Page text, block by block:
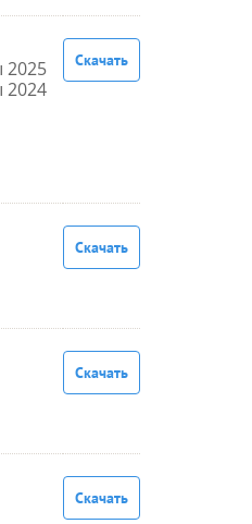
Скачать
Скачать
Скачать
Скачать